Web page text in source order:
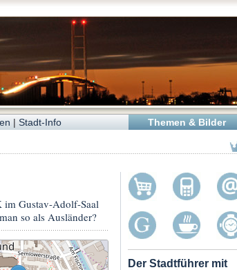
Themen & Bilder
| Stadt-Info
Der Stadtführer mit
Gustav-Adolf-Saal
so als Ausländer?